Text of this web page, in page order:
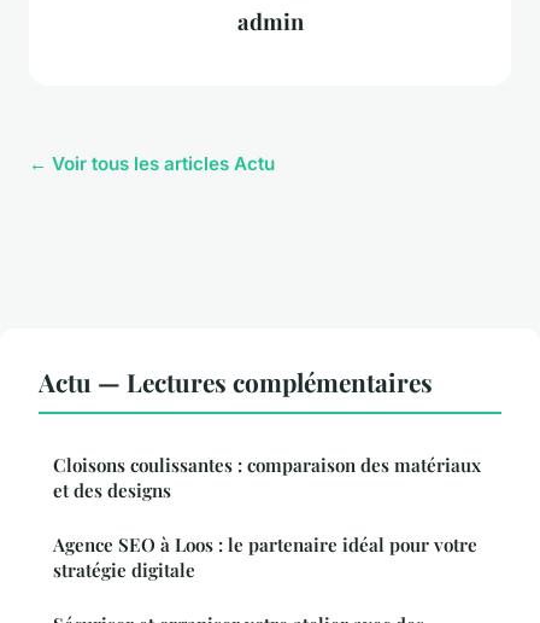
admin
← Voir tous les articles Actu
Actu — Lectures complémentaires
Cloisons coulissantes : comparaison des matériaux
et des designs
Agence SEO à Loos : le partenaire idéal pour votre
stratégie digitale